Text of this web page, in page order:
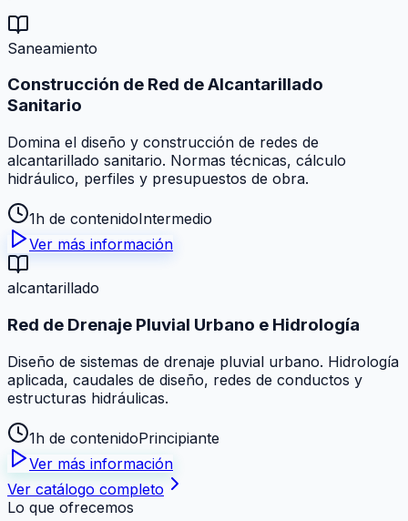
Saneamiento
Construcción de Red de Alcantarillado
Sanitario
Domina el diseño y construcción de redes de
alcantarillado sanitario. Normas técnicas, cálculo
hidráulico, perfiles y presupuestos de obra.
1h de contenidoIntermedio
Ver más información
alcantarillado
Red de Drenaje Pluvial Urbano e Hidrología
Diseño de sistemas de drenaje pluvial urbano. Hidrología
aplicada, caudales de diseño, redes de conductos y
estructuras hidráulicas.
1h de contenidoPrincipiante
Ver más información
Ver catálogo completo
Lo que ofrecemos